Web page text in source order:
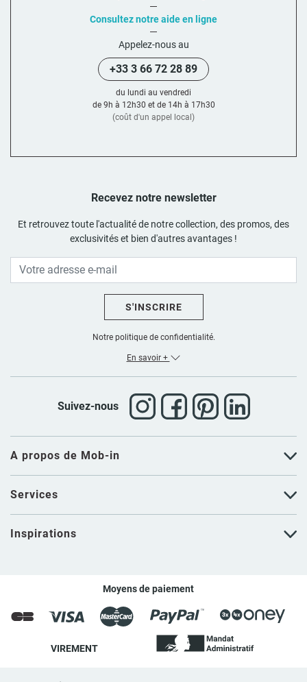
A propos de Mob-in
Services
Inspirations
Recevez notre newsletter
Et retrouvez toute l'actualité de notre collection, des promos, des
exclusivités et bien d'autres avantages !
S'INSCRIRE
Notre politique de confidentialité.
En savoir +
Suivez-nous
Consultez notre aide en ligne
Appelez-nous au
+33 3 66 72 28 89
du lundi au vendredi
de 9h à 12h30 et de 14h à 17h30
(coût d'un appel local)
Moyens de paiement
VIREMENT